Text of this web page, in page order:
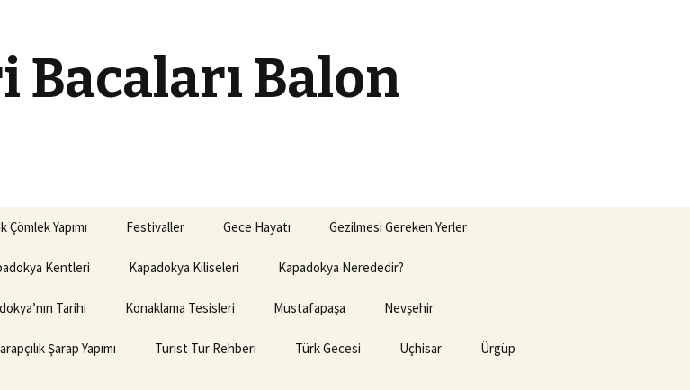
Bacaları Balon
Çömlek Yapımı Festivaller Gece Hayatı Gezilmesi Gereken Yerler
Kentleri Kapadokya Kiliseleri Kapadokya Nerededir?
Tarihi Konaklama Tesisleri Mustafapaşa Nevşehir
Şarap Yapımı Turist Tur Rehberi Türk Gecesi Uçhisar Ürgüp